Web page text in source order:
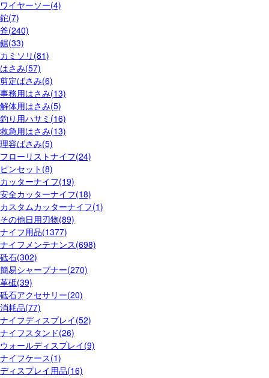
ワイヤーソー(4)
鉈(7)
斧(240)
鋸(33)
カミソリ(81)
はさみ(57)
剪定ばさみ(6)
事務用はさみ(13)
解体用はさみ(5)
釣り用ハサミ(16)
救急用はさみ(13)
理容ばさみ(5)
フローリストナイフ(24)
ピンセット(8)
カッターナイフ(19)
安全カッターナイフ(18)
カスタムカッターナイフ(1)
その他日用刃物(89)
ナイフ用品(1377)
ナイフメンテナンス(698)
砥石(302)
簡易シャープナー(270)
革砥(39)
砥石アクセサリー(20)
消耗品(77)
ナイフディスプレイ(52)
ナイフスタンド(26)
ウォールディスプレイ(9)
ナイフケース(1)
ディスプレイ用品(16)